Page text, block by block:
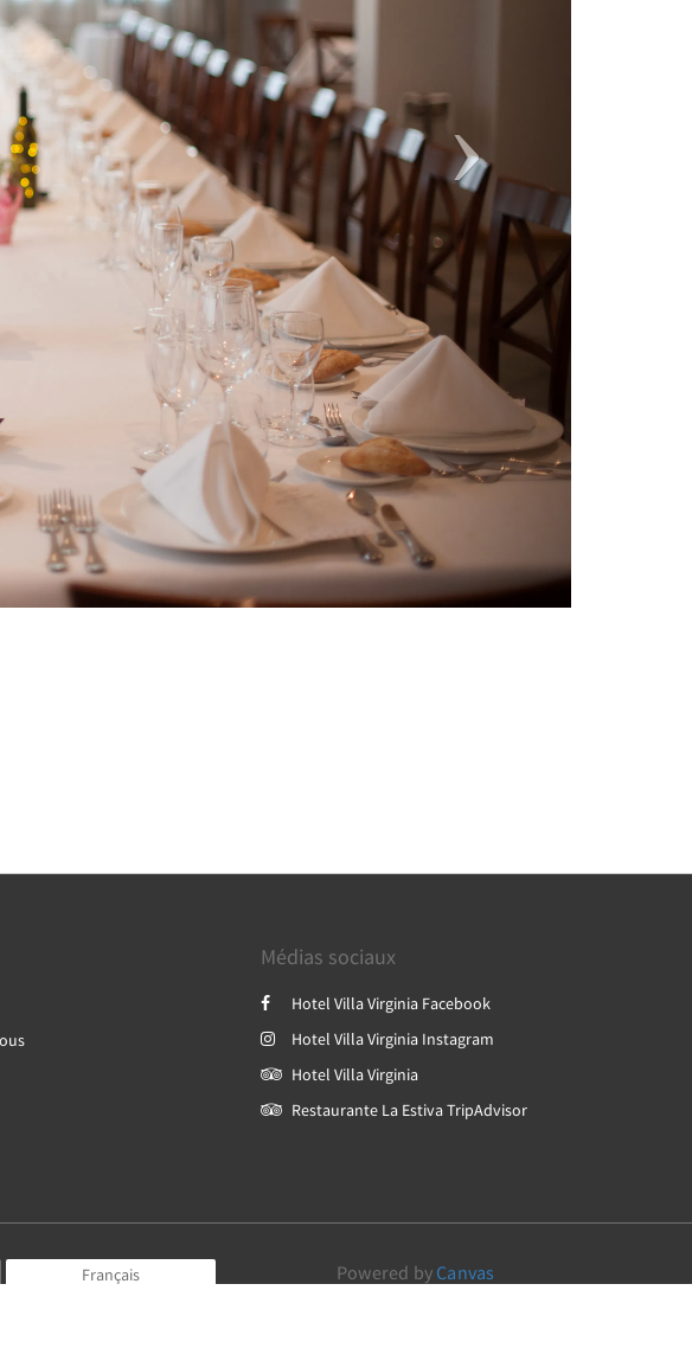
Médias sociaux
Hotel Villa Virginia Facebook
Hotel Villa Virginia Instagram
Hotel Villa Virginia
Restaurante La Estiva TripAdvisor
Français
Powered by Canvas